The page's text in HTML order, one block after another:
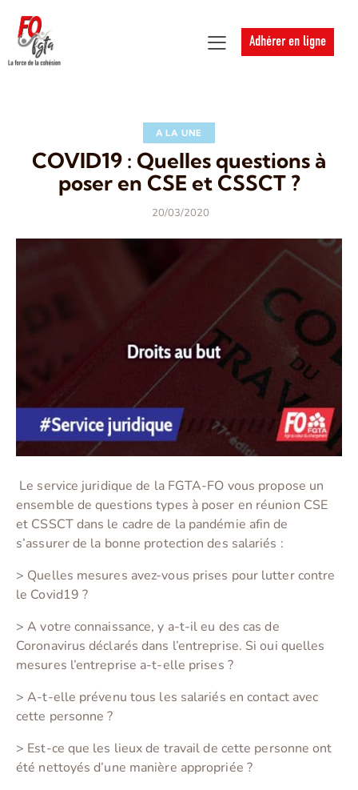
Adhérer en ligne
A LA UNE
COVID19 : Quelles questions à
poser en CSE et CSSCT ?
20/03/2020
Le service juridique de la FGTA-FO vous propose un
ensemble de questions types à poser en réunion CSE
et CSSCT dans le cadre de la pandémie afin de
s’assurer de la bonne protection des salariés :
> Quelles mesures avez-vous prises pour lutter contre
le Covid19 ?
> A votre connaissance, y a-t-il eu des cas de
Coronavirus déclarés dans l’entreprise. Si oui quelles
mesures l’entreprise a-t-elle prises ?
> A-t-elle prévenu tous les salariés en contact avec
cette personne ?
> Est-ce que les lieux de travail de cette personne ont
été nettoyés d’une manière appropriée ?